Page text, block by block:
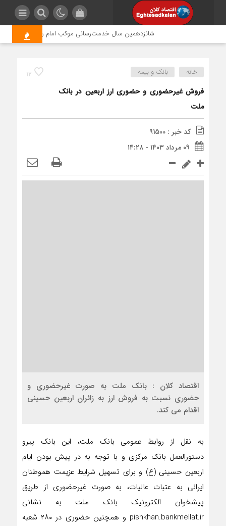
شانزدهمین سال خدمت‌رسانی موکب امام رضا (ع) پتروشیمی
12 خانه بانک و بیمه
فروش غیرحضوری و حضوری ارز اربعین در بانک
ملت
کد خبر : 91500
۰۹ مرداد ۱۴۰۳ - ۱۴:۲۸
اقتصاد کلان : بانک ملت به صورت غیرحضوری و
حضوری نسبت به فروش ارز به زائران اربعین حسینی
اقدام می کند.
به نقل از روابط عمومی بانک ملت، این بانک پیرو
دستورالعمل بانک مرکزی و با توجه به در پیش بودن ایام
اربعین حسینی (ع) و برای تسهیل شرایط عزیمت هموطنان
ایرانی به عتبات عالیات، به صورت غیرحضوری از طریق
پیشخوان الکترونیک بانک ملت به نشانی
pishkhan.bankmellat.ir و همچنین حضوری در ۲۸۰ شعبه